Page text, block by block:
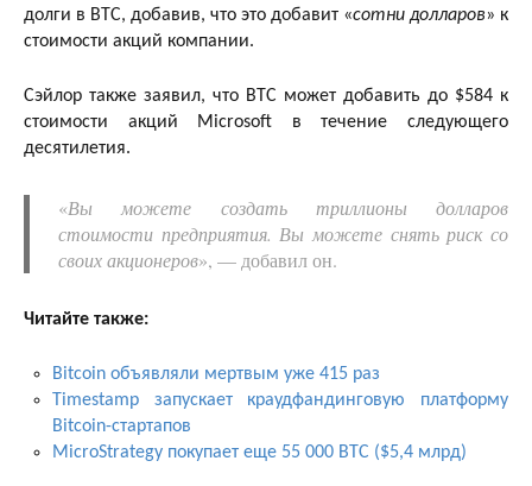
долги в BTC, добавив, что это добавит «сотни долларов» к
стоимости акций компании.
Сэйлор также заявил, что BTC может добавить до $584 к
стоимости акций Microsoft в течение следующего
десятилетия.
«Вы можете создать триллионы долларов
стоимости предприятия. Вы можете снять риск со
своих акционеров», — добавил он.
Читайте также:
Bitcoin объявляли мертвым уже 415 раз
Timestamp запускает краудфандинговую платформу
Bitcoin-стартапов
MicroStrategy покупает еще 55 000 BTC ($5,4 млрд)